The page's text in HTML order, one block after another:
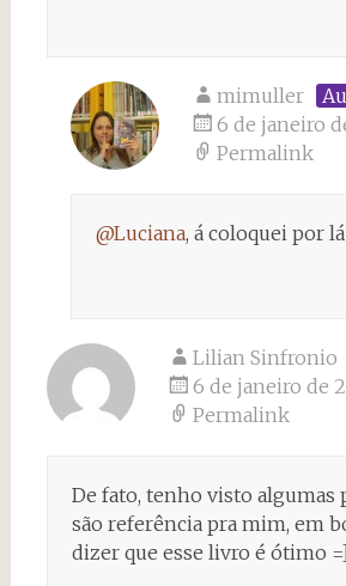
mimuller
6 de janeiro
Permalink
@Luciana, á coloquei por lá
Lilian Sinfronio
6 de janeiro de
Permalink
De fato, tenho visto algumas
são referência pra mim, em
dizer que esse livro é ótimo =]